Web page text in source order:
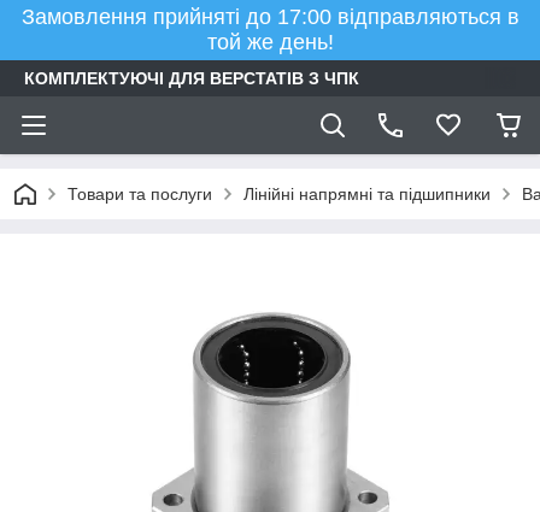
Замовлення прийняті до 17:00 відправляються в
той же день!
КОМПЛЕКТУЮЧІ ДЛЯ ВЕРСТАТІВ З ЧПК
Товари та послуги Лінійні напрямні та підшипники